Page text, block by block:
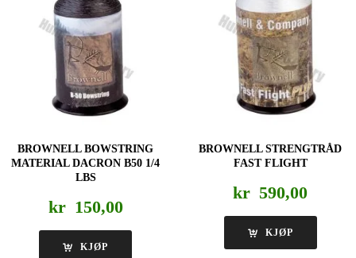
BROWNELL BOWSTRING
MATERIAL DACRON B50 1/4
LBS
kr 150,00
KJØP
BROWNELL STRENGTRÅD
FAST FLIGHT
kr 590,00
KJØP